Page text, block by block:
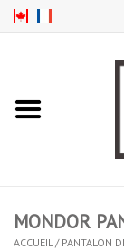
COLLANTS
MONDOR
ACCUEIL / PANTALON